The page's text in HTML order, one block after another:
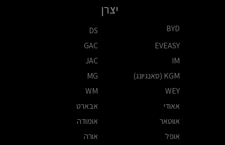
יצרן
BYD
DS
EVEASY
GAC
IM
JAC
KGM (סאנגיונג)
MG
WEY
WM
אאודי
אבארט
אווטאר
אומודה
אופל
אורה